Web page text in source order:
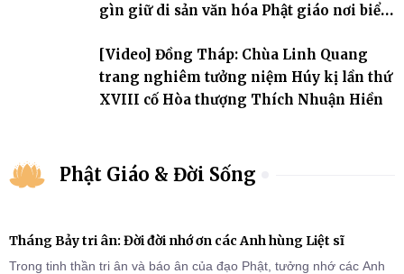
gìn giữ di sản văn hóa Phật giáo nơi biển
[Video] Đồng Tháp: Chùa Linh Quang
trang nghiêm tưởng niệm Húy kị lần thứ
XVIII cố Hòa thượng Thích Nhuận Hiền
Phật Giáo & Đời Sống
Tháng Bảy tri ân: Đời đời nhớ ơn các Anh hùng Liệt sĩ
Trong tinh thần tri ân và báo ân của đạo Phật, tưởng nhớ các Anh